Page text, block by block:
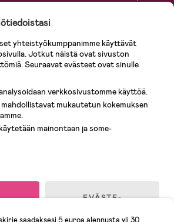
inspiroivia sisustustuotteita lastenhuoneeseen,
muuta. Meiltä löydät lukuisia tunnettuja
Avent, Neonate, Cybex, LEGO ja monia muita!
Pohjoismaiden suurimpaan lastentarvikkeiden
yhteistyökumppanimme käyttävät
Jotkut näistä ovat sivuston
Seuraavat evästeet ovat sinulle
verkkosivustomme käyttöä.
mukautetun kokemuksen
mainontaan ja some-
EVÄSTE-